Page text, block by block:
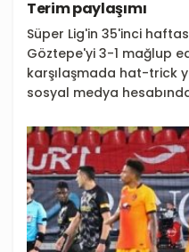
Terim paylaşımı
Süper Lig'in 35'inci
Göztepe'yi 3-1 mağlup
karşılaşmada hat-trick
sosyal medya